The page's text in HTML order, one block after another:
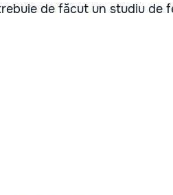
de făcut un studiu de